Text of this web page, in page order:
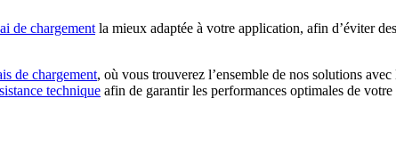
de chargement la mieux adaptée à votre application, afin d’éviter
de chargement, où vous trouverez l’ensemble de nos solutions
technique afin de garantir les performances optimales de